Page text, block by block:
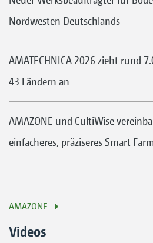
Nordwesten Deutschlands
AMATECHNICA 2026 zieht rund
43 Ländern an
AMAZONE und CultiWise
einfacheres, präziseres Smart
AMAZONE
Videos